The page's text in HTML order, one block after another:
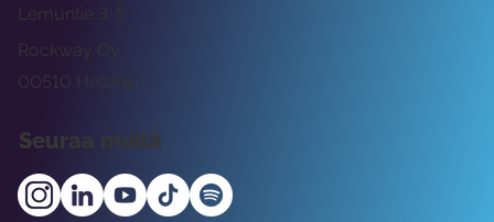
Rockway Oy
Lemuntie 3-5
00510 Helsinki
Seuraa meitä